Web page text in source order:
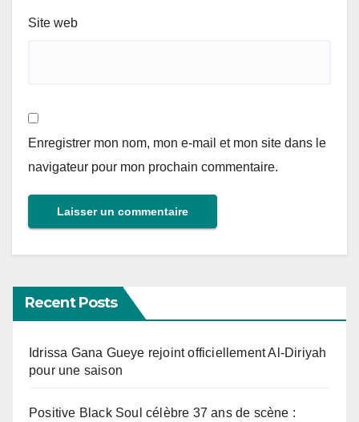
Site web
Enregistrer mon nom, mon e-mail et mon site dans le
navigateur pour mon prochain commentaire.
Recent Posts
Idrissa Gana Gueye rejoint officiellement Al-Diriyah
pour une saison
Positive Black Soul célèbre 37 ans de scène :